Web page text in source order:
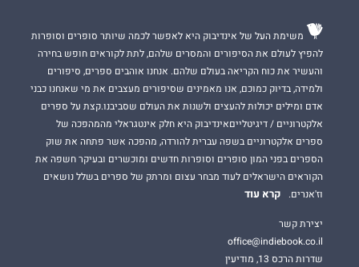
משימת העל של אינדיבוק היא לאפשר לכמה שיותר סופרים וסופרות
להפיץ לעולם את הסיפורים והמסרים שלהם, לתת לקוראים חופש בחירה
והעשיר את כוח הקריאה בעולם שלהם. אנחנו אוהבים ספרים, סיפורים
ולמידה, בדיוק כמוכם, אנו מאמינים שסיפורים מעצבים את מי שאנחנו כבני
אדם ומילים יכולות להעצים ולשנות את העולם שסביבנו.קצת על ספרים
אלקטרוניים / דיגיטלייםאינדיבוק היא חלק אינטגראלי מהמהפכה של
ספרים אלקטרוניים בשפה עברית להורדה, מהפכה אשר פתחה את שוק
הספרים בפני המון סופרים וסופרות חדשים ומוכשרים ובעיקר חשפה את
הקוראים הישראלים לעוד מבחר עצום ומרתק של ספרים בשלל נושאים
וז'אנרים.
קרא עוד
יצירת קשר
office@indiebook.co.il
שדרות הרכס 13, מודיעין